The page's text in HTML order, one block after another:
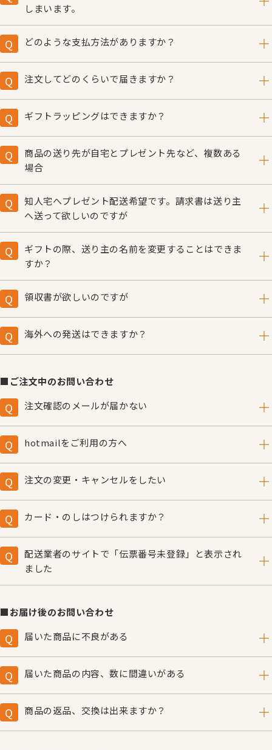
作成してください。
アカウントを作成後、一営業日後に情報が反映されますの
で、少々お待ちください。
送料こぐま社負担、
の方は2,000円（税込）
しまいます。
初めてこぐま社のホームページでアカウントを作られる方
は、サークル期限などが反映されません。
アカウントを作成後、一営業日後にサークルのステイタス
が反映されますので、恐れ入りますが少々お待ちくださ
い。 また、お買い物時にカート内で送料が加算される場
す。 ご面倒をおかけしますが、なにとぞご了承くださ
どのような支払方法がありますか？
クレジットカード、または後払い（コンビニ払い）がご利
用いただけます。
Dinersがご利用いただけます。
後10日以内にコンビニの店頭にてお支払いください。（手
数料小社負担）
はご入金確認後となりますので、お急ぎの方はクレジット
カード決済をご利用ください。
注文してどのくらいで届きますか？
通常時はご注文後５日前後でお手元にお届けいたします。
春・夏・クリスマス等のフェア開催時は、お届けまで約10
※支払方法「後払い」でも、先に払込取扱票を郵送させて
いただいた方は、ご入金確認後の商品発送となります。ご
入金確認にはお時間をいただきますので、お急ぎの方はク
レジットカード決済をご利用ください。
ギフトラッピングはできますか？
「こぐまちゃん ギフトバッグ＆身長計」または「11ぴき
のねこギフトバッグ」 をぜひご利用ください。
（ご自宅へのお届けでは商品に添えて、プレゼント先には
さい。
商品の送り先が自宅とプレゼント先など、複数ある
場合
送り先1件につき1回ずつ注文してください。
※送り先が複数ある場合、同時にご注文はできませんので
ご注意ください。
知人宅へプレゼント配送希望です。請求書は送り主
へ送って欲しいのですが
プレゼントを送る場合（商品送り先が会員登録されたご住
所と違う場合）、請求書はご登録の送り主様のご住所へ別
途お送りします。
ギフトの際、送り主の名前を変更することはできま
すか？
カートのお支払い方法/お届け時間の指定のページで、備
考欄に送り主様のお名前を変更の旨、記載するお名前をご
送り状に送り主様のお名前が記入された状態でお届けしま
す。
領収書が欲しいのですが
ご注文時、備考欄に「領収書希望」とご入力の上、宛名・
但し書きをお書き添えください。
クレジットカード決済の場合は商品に同封、払込票による
後払いの場合はご入金確認後、別途郵送いたします。
海外への発送はできますか？
申し訳ありませんが海外への商品発送は承っておりませ
■ご注文中のお問い合わせ
注文確認のメールが届かない
ご注文確認のメールは自動送信しております。メールが届
かない場合、以下の原因が考えられますのでアドレス・設
○メールアドレスが間違っている。
○迷惑メールフォルダに入っている。
受け取らない設定になっている。
※hotmailをご利用の方は下段「hotmailをご利用の方
へ」をご覧ください。
○パソコンからのメールを受け取る設定にしていない。
○携帯電話でドメイン指定受信をしている。
携帯電話でドメイン指定受信を設定している方は、下記
@kogumasha.co.jp
ご注文の内容は「マイページにログイン
」⇒「購入履歴」
からもご確認いただけます。購入履歴にお買い求めいただ
いた内容が記載されている場合は、ご注文が完了しており
hotmailをご利用の方へ
ご注文確認のメールは自動送信しております。hotmailの
セキュリティによりメールが届かない場合、以下の設定を
1.hotmail にサインインして、[オプション] をクリック。
2.迷惑メール処理の[セーフリスト] をクリック。
す。
4.最後に「OK」をクリックして終了となります。
注文の変更・キャンセルをしたい
商品発送前であれば、ご注文の変更・キャンセルを承りま
す。出来るだけ早くご連絡ください。
※商品発送後の変更・キャンセルはできませんのでご注意
ください。
カード・のしはつけられますか？
「出産祝いカード」「誕生日カード」「入園祝いカード」
「入学祝カード」がございます。カートにお入れくださ
い。大変申し訳ありませんが、のしはご用意がございませ
配送業者のサイトで「伝票番号未登録」と表示され
ました
発送完了後、システムに反映されるまでお時間がかかる場
ください。
■お届け後のお問い合わせ
届いた商品に不良がある
申し訳ございません。お取り替えいたしますので、商品到
着後７日以内にまずお電話でご連絡ください。
～金9:30〜12:00,13:00〜17:30 土日・祝祭日を除く）
ご使用になられた商品、または商品到着後、７日を過ぎて
届いた商品の内容、数に間違いがある
申し訳ございません。すぐにお調べしてお送りいたします
ので、商品到着後７日以内にお電話でご連絡ください。
～金9:30〜12:00,13:00〜17:30 土日・祝祭日を除く）
商品の返品、交換は出来ますか？
原則としてお客様ご都合での返品・交換はお受けできませ